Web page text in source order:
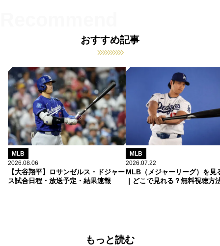
おすすめ記事
MLB
2026.08.06
【大谷翔平】ロサンゼルス・ドジャー
ス試合日程・放送予定・結果速報
MLB
2026.07.22
MLB（メジャーリーグ）を見
｜どこで見れる？無料視聴方
もっと読む